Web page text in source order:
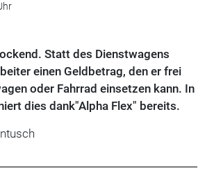
Statt des Dienstwagens
einen Geldbetrag, den er frei
oder Fahrrad einsetzen kann. In
dies dank"Alpha Flex" bereits.